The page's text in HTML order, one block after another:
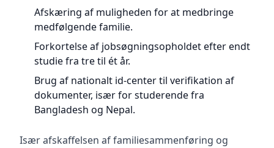
Afskæring af muligheden for at medbringe
medfølgende familie.
Forkortelse af jobsøgningsopholdet efter endt
studie fra tre til ét år.
Brug af nationalt id-center til verifikation af
dokumenter, især for studerende fra
Bangladesh og Nepal.
Især afskaffelsen af familiesammenføring og